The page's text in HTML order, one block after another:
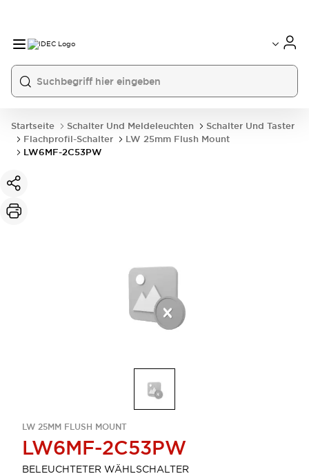
Startseite Schalter Und Meldeleuchten
Schalter Und Taster
Flachprofil-Schalter
LW 25mm Flush Mount
LW6MF-2C53PW
LW 25MM FLUSH MOUNT
LW6MF-2C53PW
BELEUCHTETER WÄHLSCHALTER